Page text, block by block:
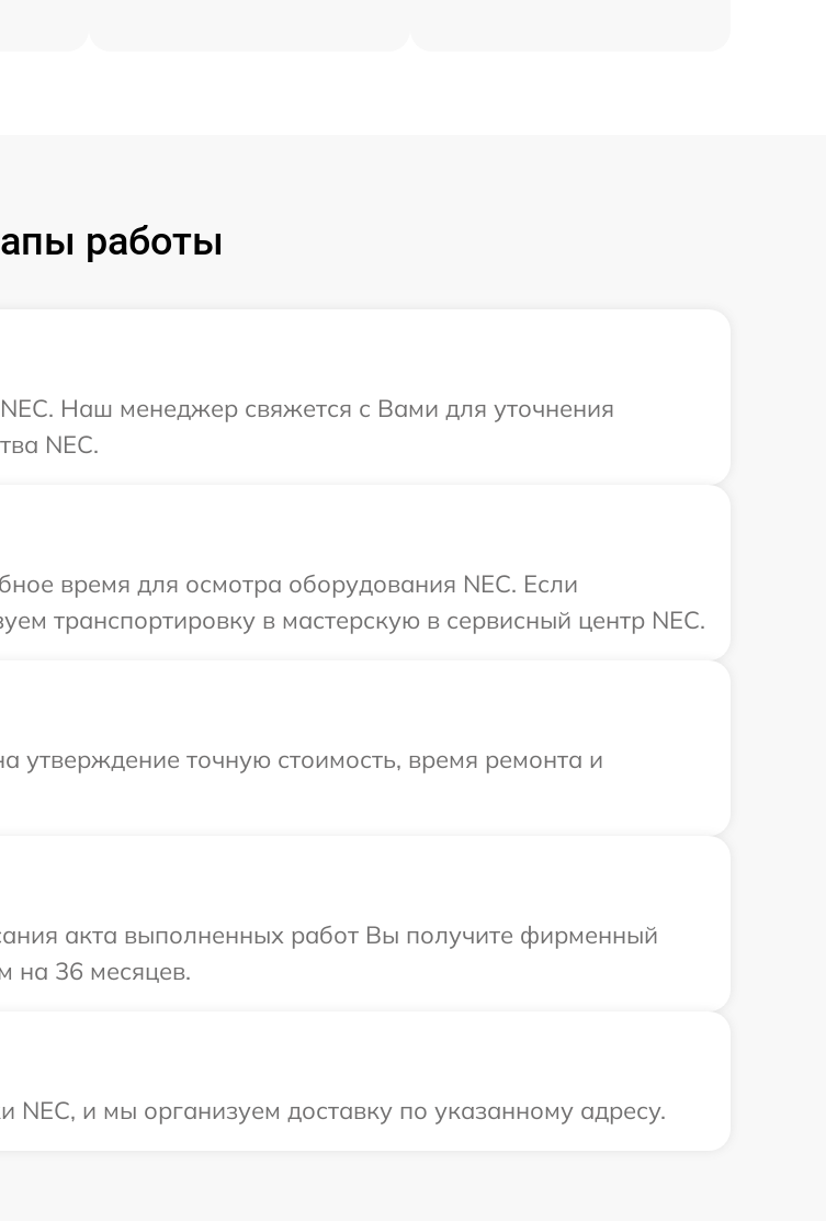
работы
Наш менеджер свяжется с Вами для уточнения
NEC.
время для осмотра оборудования NEC. Если
транспортировку в мастерскую в сервисный центр NEC.
утверждение точную стоимость, время ремонта и
акта выполненных работ Вы получите фирменный
на 36 месяцев.
и мы организуем доставку по указанному адресу.